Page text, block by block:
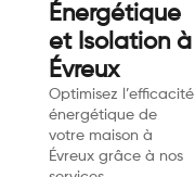
Énergétique
et Isolation à
Évreux
Optimisez l’efficacité
énergétique de
votre maison à
Évreux grâce à nos